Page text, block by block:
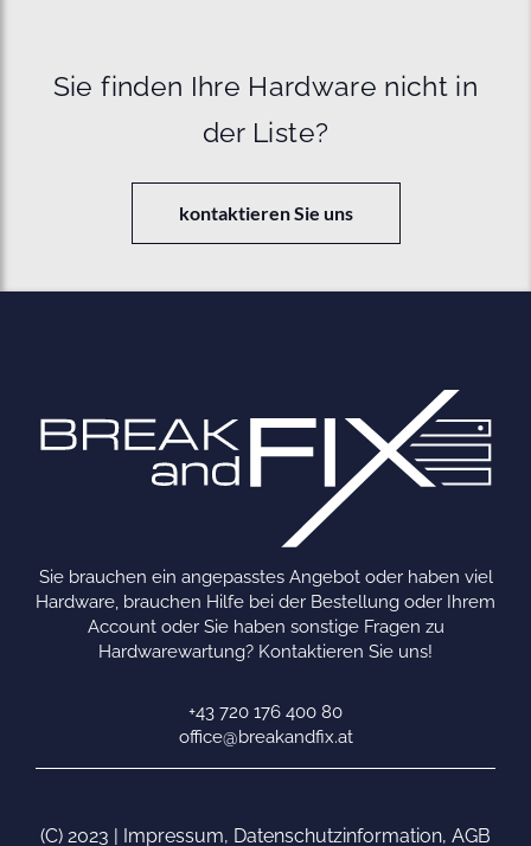
Sie finden Ihre Hardware nicht in
der Liste?
kontaktieren Sie uns
Sie brauchen ein angepasstes Angebot oder haben viel
Hardware, brauchen Hilfe bei der Bestellung oder Ihrem
Account oder Sie haben sonstige Fragen zu
Hardwarewartung? Kontaktieren Sie uns!
+43 720 176 400 80
office@breakandfix.at
(C) 2023 | Impressum, Datenschutzinformation, AGB